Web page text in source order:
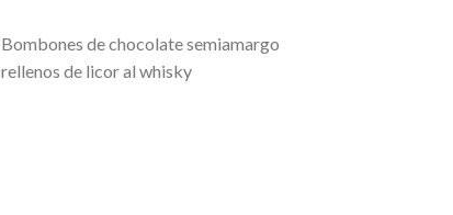
Bombones de chocolate semiamargo
rellenos de licor al whisky